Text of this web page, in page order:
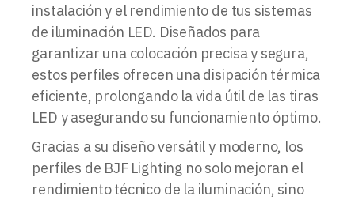
instalación y el rendimiento de tus sistemas
de iluminación LED. Diseñados para
garantizar una colocación precisa y segura,
estos perfiles ofrecen una disipación térmica
eficiente, prolongando la vida útil de las tiras
LED y asegurando su funcionamiento óptimo.
Gracias a su diseño versátil y moderno, los
perfiles de BJF Lighting no solo mejoran el
rendimiento técnico de la iluminación, sino